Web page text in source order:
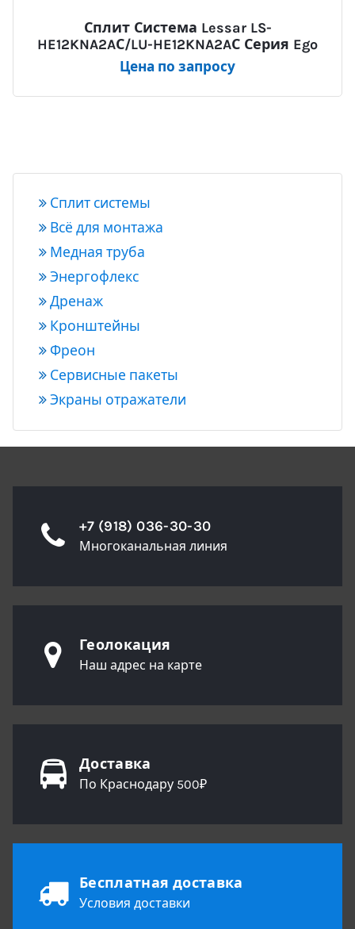
Сплит Система Lessar LS-
HE12KNA2AС/LU-HE12KNA2AС Серия Ego
Цена по запросу
Сплит системы
Всё для монтажа
Медная труба
Энергофлекс
Дренаж
Кронштейны
Фреон
Сервисные пакеты
Экраны отражатели
+7 (918) 036-30-30
Многоканальная линия
Геолокация
Наш адрес на карте
Доставка
По Краснодару 500₽
Бесплатная доставка
Условия доставки